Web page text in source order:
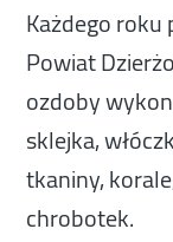
Każdego
Powiat
ozdoby
sklejka,
tkaniny,
chrobotek.